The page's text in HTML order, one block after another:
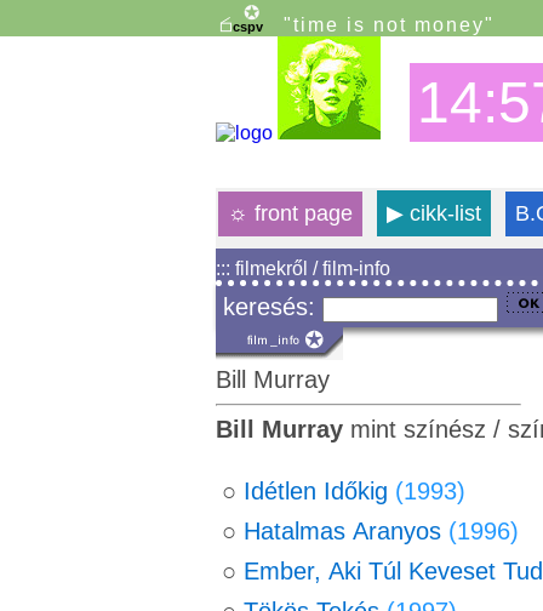
"time is not money"
☼ front page ▶cikk-list
::: filmekről / film-info
keresés:
Bill Murray
Bill Murraymint színész /
○ Idétlen Időkig (1993)
○ Hatalmas Aranyos (1996)
○ Ember, Aki Túl Keveset